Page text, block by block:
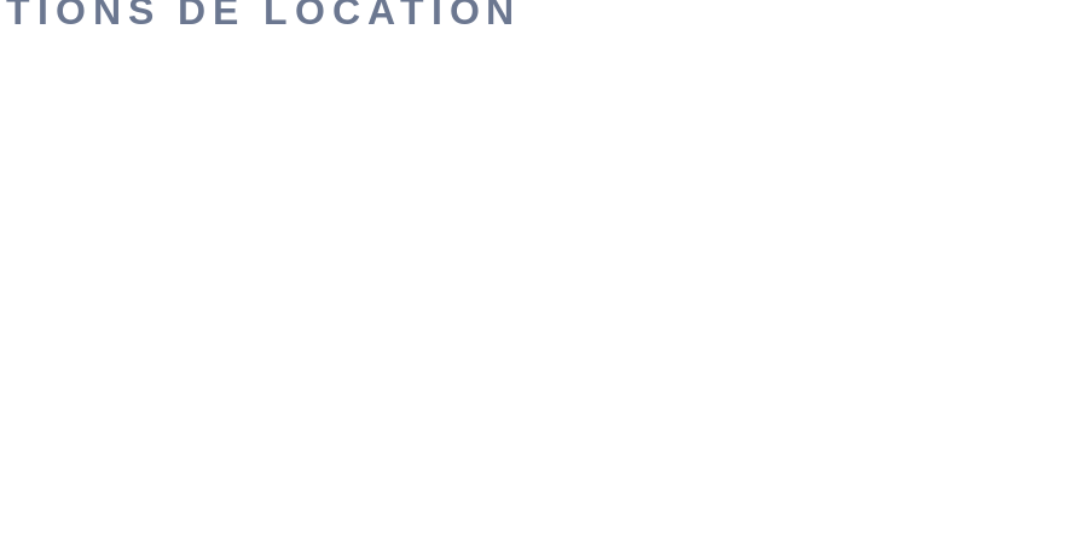
DE LOCATION